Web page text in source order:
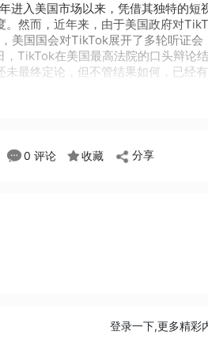
进入美国市场以来，凭借其独特的
。然而，近年来，由于美国政府对
美国国会对TikTok展开了多轮听证会
，TikTok在美国最高法院的口头辩论
未最终定论，但不管结果如何，已经
0 评论 收藏 分享
登录一下,更多精彩